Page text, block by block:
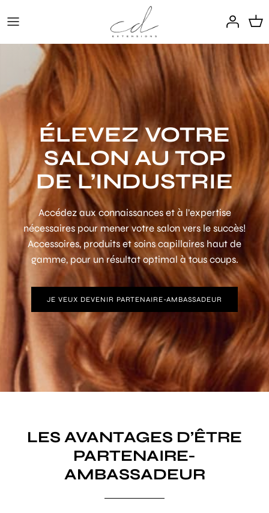
au
EXTENSIONS
SERVICES EN SALON
Habit + Hidden Method
Coloration des extensions
ACCRÉDITATIONS
Compte Professionnel
CD SIGNATURE
DUPUIS
Kérastase
ÉLEVEZ VOTRE
SALON AU TOP
DE L’INDUSTRIE
Accédez aux connaissances et à l’expertise
nécessaires pour mener votre salon vers le succès!
Accessoires, produits et soins capillaires haut de
gamme, pour un résultat optimal à tous coups.
JE VEUX DEVENIR PARTENAIRE-AMBASSADEUR
LES AVANTAGES D’ÊTRE
PARTENAIRE-
AMBASSADEUR